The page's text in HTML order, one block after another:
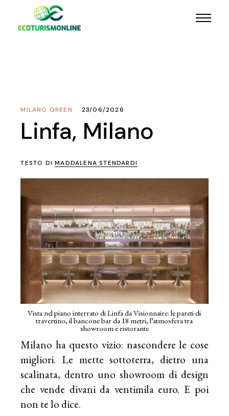
MILANO GREEN 23/06/2026
Linfa, Milano
TESTO DIMADDALENA STENDARDI
Vista nel piano interrato di Linfa da Visionnaire: le pareti di
travertino, il bancone bar da 18 metri, l’atmosfera tra
showroom e ristorante
Milano ha questo vizio: nascondere le cose
migliori. Le mette sottoterra, dietro una
scalinata, dentro uno showroom di design
che vende divani da ventimila euro. E poi
non te lo dice.